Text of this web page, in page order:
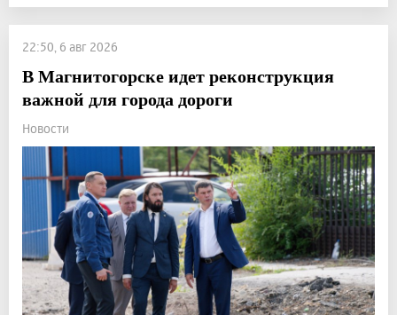
22:50, 6 авг 2026
В Магнитогорске идет реконструкция
важной для города дороги
Новости